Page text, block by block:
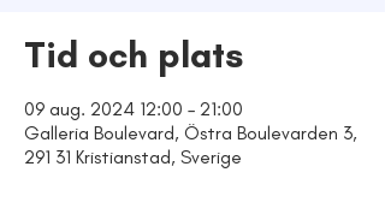
Tid och plats
09 aug. 2024 12:00 – 21:00
Galleria Boulevard, Östra Boulevarden 3,
291 31 Kristianstad, Sverige